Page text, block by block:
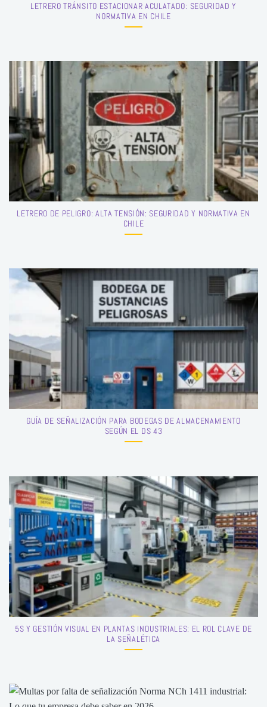
LETRERO TRÁNSITO ESTACIONAR ACULATADO: SEGURIDAD Y
NORMATIVA EN CHILE
LETRERO DE PELIGRO: ALTA TENSIÓN: SEGURIDAD Y NORMATIVA EN
CHILE
GUÍA DE SEÑALIZACIÓN PARA BODEGAS DE ALMACENAMIENTO
SEGÚN EL DS 43
5S Y GESTIÓN VISUAL EN PLANTAS INDUSTRIALES: EL ROL CLAVE DE
LA SEÑALÉTICA